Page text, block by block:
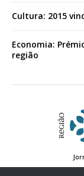
Cultura: 2015
Economia:
região
Estatuto